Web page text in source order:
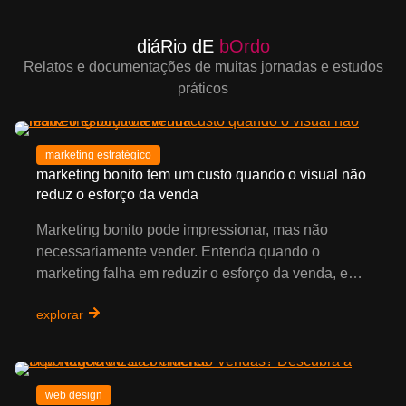
diáRio dE bOrdo
Relatos e documentações de muitas jornadas e estudos
práticos
marketing estratégico
marketing bonito tem um custo quando o visual não
reduz o esforço da venda
Marketing bonito pode impressionar, mas não
necessariamente vender. Entenda quando o
marketing falha em reduzir o esforço da venda, e…
explorar
web design